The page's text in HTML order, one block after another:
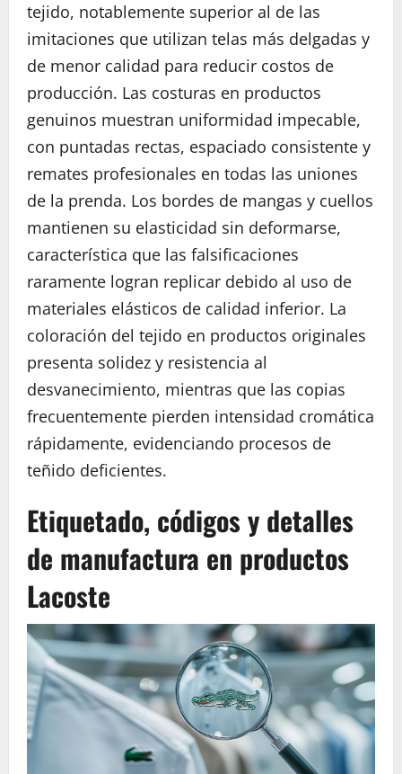
tejido, notablemente superior al de las
imitaciones que utilizan telas más delgadas y
de menor calidad para reducir costos de
producción. Las costuras en productos
genuinos muestran uniformidad impecable,
con puntadas rectas, espaciado consistente y
remates profesionales en todas las uniones
de la prenda. Los bordes de mangas y cuellos
mantienen su elasticidad sin deformarse,
característica que las falsificaciones
raramente logran replicar debido al uso de
materiales elásticos de calidad inferior. La
coloración del tejido en productos originales
presenta solidez y resistencia al
desvanecimiento, mientras que las copias
frecuentemente pierden intensidad cromática
rápidamente, evidenciando procesos de
teñido deficientes.
Etiquetado, códigos y detalles
de manufactura en productos
Lacoste